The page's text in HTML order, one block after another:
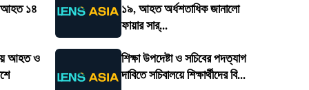
আহত ১৪
১৯, আহত অর্ধশতাধিক জানালো
ফায়ার সার্...
আহত ও
শিক্ষা উপদেষ্টা ও সচিবের পদত্যাগ
দাবিতে সচিবালয়ে শিক্ষার্থীদের বি...